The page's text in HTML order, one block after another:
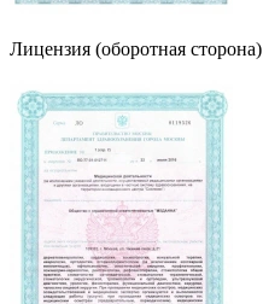
Лицензия (оборотная сторона)